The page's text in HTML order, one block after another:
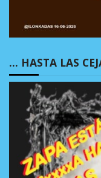
… HASTA LAS